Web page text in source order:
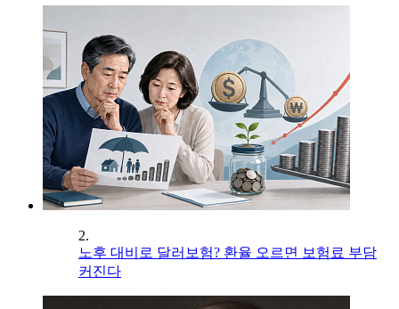
2.
노후 대비로 달러보험? 환율 오르면 보험료 부담
커진다